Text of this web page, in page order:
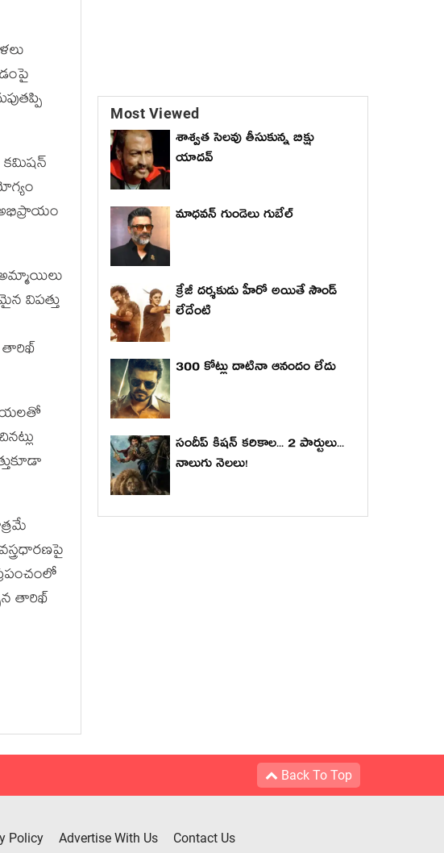
కమిషన్‌
అమ్మాయిలు
విపత్తు
తారిఖ్
తారిఖ్
Most Viewed
శాశ్వత సెలవు తీసుకున్న బిక్షు
యాదవ్
మాధ‌వ‌న్ గుండెలు గుబేల్‌
క్రేజీ దర్శకుడు హీరో అయితే సౌండ్
లేదేంటి
300 కోట్లు దాటినా ఆనందం లేదు
సందీప్ కిషన్ కరికాల... 2 పార్టులు...
నాలుగు నెలలు!
Back To Top
Policy Advertise With Us Contact Us